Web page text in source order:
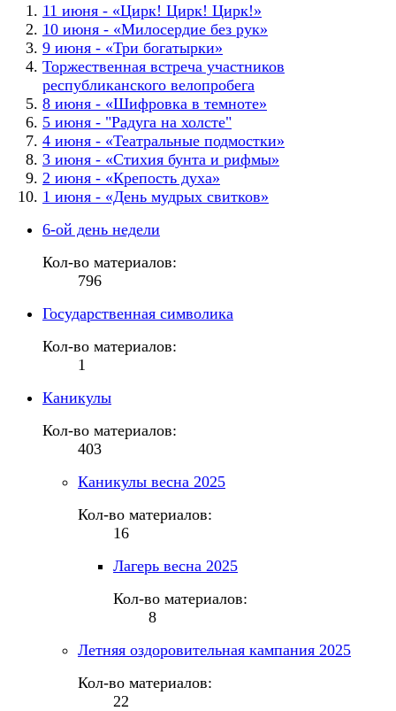
11 июня - «Цирк! Цирк! Цирк!»
10 июня - «Милосердие без рук»
9 июня - «Три богатырки»
Торжественная встреча участников
республиканского велопробега
8 июня - «Шифровка в темноте»
5 июня - "Радуга на холсте"
4 июня - «Театральные подмостки»
3 июня - «Стихия бунта и рифмы»
2 июня - «Крепость духа»
1 июня - «День мудрых свитков»
6-ой день недели
Кол-во материалов:
796
Государственная символика
Кол-во материалов:
1
Каникулы
Кол-во материалов:
403
Каникулы весна 2025
Кол-во материалов:
16
Лагерь весна 2025
Кол-во материалов:
8
Летняя оздоровительная кампания 2025
Кол-во материалов:
22